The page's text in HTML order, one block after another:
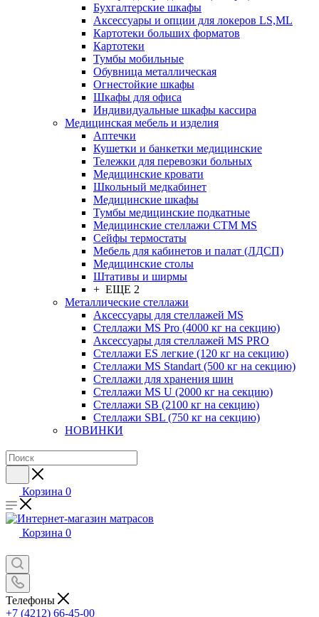
Бухгалтерские шкафы
Аксессуары и опции для локеров LS,ML
Картотеки больших форматов
Картотеки
Тумбы мобильные
Обувница металлическая
Огнестойкие шкафы
Шкафы для офиса
Индивидуальные шкафы кассира
Медицинская мебель и изделия
Аптечки
Кушетки и банкетки медицинские
Тележки для перевозки больных
Медицинские кровати
Школьный медкабинет
Медицинские шкафы
Тумбы медицинские подкатные
Медицинские стеллажи CTM MS
Сейфы термостаты
Мебель для кабинетов и палат (ЛДСП)
Медицинские столы
Штативы и ширмы
+ ЕЩЕ 2
Металлические стеллажи
Аксессуары для стеллажей MS
Стеллажи MS Pro (4000 кг на секцию)
Аксессуары для стеллажей MS PRO
Стеллажи ES легкие (120 кг на секцию)
Стеллажи MS Standart (500 кг на секцию)
Стеллажи для хранения шин
Стеллажи MS U (2000 кг на секцию)
Стеллажи SB (2100 кг на секцию)
Стеллажи SBL (750 кг на секцию)
НОВИНКИ
Корзина 0
Корзина 0
Телефоны
+7 (4212) 66-45-00